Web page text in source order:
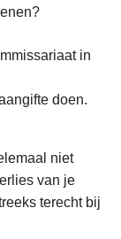
in
doen.
niet
van je
terecht bij